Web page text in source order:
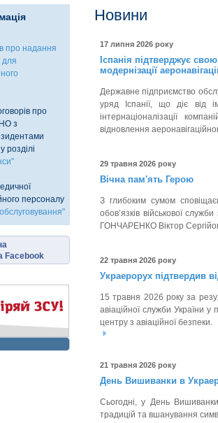
про надання
для
про
з
розділі
персоналу
Новини
17 липня 2026 року
Іспанія підтверджує
модернізації
Державне підприємство
уряд Іспанії, що діє від
інтернаціоналізації
відновлення
29 травня 2026 року
Вічна пам'ять Герою
З глибоким сумом
обов’язків військової
ГОНЧАРЕНКО Віктор
22 травня 2026 року
Украерорух підтвердив
15 травня 2026 року за
авіаційної служби України
центру з авіаційної безпеки.
21 травня 2026 року
День Вишиванки в
Сьогодні, у День
традицій та вшанування